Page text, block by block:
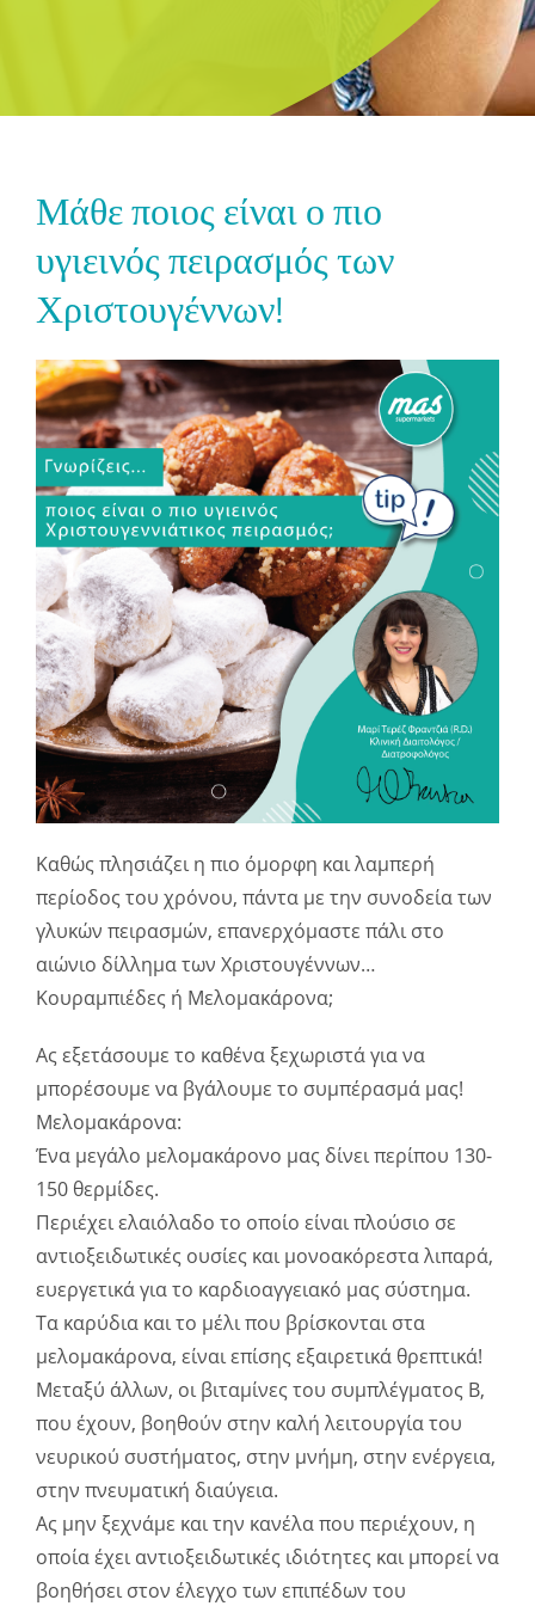
Μάθε ποιος είναι ο πιο
υγιεινός πειρασμός των
Χριστουγέννων!
Καθώς πλησιάζει η πιο όμορφη και λαμπερή
περίοδος του χρόνου, πάντα με την συνοδεία των
γλυκών πειρασμών, επανερχόμαστε πάλι στο
αιώνιο δίλλημα των Χριστουγέννων…
Κουραμπιέδες ή Μελομακάρονα;
Ας εξετάσουμε το καθένα ξεχωριστά για να
μπορέσουμε να βγάλουμε το συμπέρασμά μας!
Μελομακάρονα:
Ένα μεγάλο μελομακάρονο μας δίνει περίπου 130-
150 θερμίδες.
Περιέχει ελαιόλαδο το οποίο είναι πλούσιο σε
αντιοξειδωτικές ουσίες και μονοακόρεστα λιπαρά,
ευεργετικά για το καρδιοαγγειακό μας σύστημα.
Τα καρύδια και το μέλι που βρίσκονται στα
μελομακάρονα, είναι επίσης εξαιρετικά θρεπτικά!
Μεταξύ άλλων, οι βιταμίνες του συμπλέγματος Β,
που έχουν, βοηθούν στην καλή λειτουργία του
νευρικού συστήματος, στην μνήμη, στην ενέργεια,
στην πνευματική διαύγεια.
Ας μην ξεχνάμε και την κανέλα που περιέχουν, η
οποία έχει αντιοξειδωτικές ιδιότητες και μπορεί να
βοηθήσει στον έλεγχο των επιπέδων του